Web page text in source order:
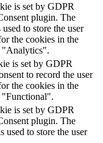
is set by GDPR
plugin. The
to store the user
the cookies in the
"Analytics".
is set by GDPR
to record the user
the cookies in the
"Functional".
is set by GDPR
plugin. The
used to store the user